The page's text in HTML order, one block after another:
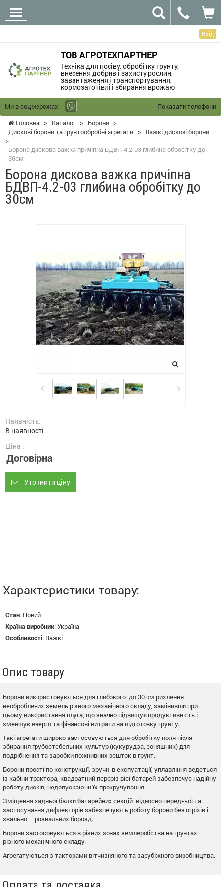
Вхід
ТОВ АГРОТЕХПАРТНЕР
Техніка для посіву, обробітку грунту,
внесення добрив і захисту рослин,
завантаження і транспортування,
кормозаготівлі і збирання врожаю
Ми в соцмережах:
Показати телефони
Головна > Каталог > Борони >
Дискові борони та грунтообробні агрегати > Важкі дискові борони
>
Борона дискова важка причіпна БДВП-4.2-03 глибина обробітку до
30см
Борона дискова важка причіпна
БДВП-4.2-03 глибина обробітку до
30см
Наявність:
В наявності
Ціна :
Договірна
Уточнити ціну
Характеристики товару:
Стан: Новий
Країна виробник:Україна
Особливості: Важкі
Опис товару
Борони використовуються для глибокого до 30 см рихлення
необроблених земель різного механічного складу, замінивши при
цьому використання плуга, що значно підвищує продуктивність і
зменшує енерго та фінансові витрати на підготовку грунту.
Такі агрегати широко застосовуються для обробітку поля після
збирання грубостебельних культур (кукурудза, соняшник) для
подрібнення та заробки пожнивних решток в грунт.
Борони прості по конструкції, зручні в експуатації, уплавління ведеться
із кабіни трактора, квадратний переріз вісі батарей забезпечує надійну
роботу дисків, недопускаючи їх прокручування.
Зміщення задньої балки батарейних секцій відносно передньої та
застосування дифлекторів забезпечують роботу борони без огріхів і
звально – розвальних борозд.
Борони застосовуються в різних зонах землеробства на грунтах
різного механічного складу.
Агрегатуються з такторами вітчизняного та зарубіжного виробництва.